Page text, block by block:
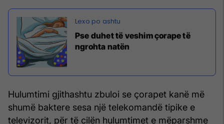
Pse duhet të veshim çorape të
ngrohta natën
Hulumtimi gjithashtu zbuloi se çorapet kanë më
shumë baktere sesa një telekomandë tipike e
televizorit, për të cilën hulumtimet e mëparshme